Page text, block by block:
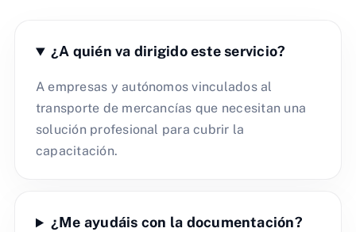
¿A quién va dirigido este servicio?
A empresas y autónomos vinculados al
transporte de mercancías que necesitan una
solución profesional para cubrir la
capacitación.
¿Me ayudáis con la documentación?